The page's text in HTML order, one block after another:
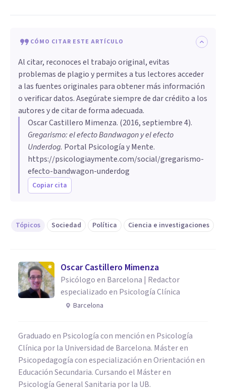
CÓMO CITAR ESTE ARTÍCULO
Al citar, reconoces el trabajo original, evitas
problemas de plagio y permites a tus lectores acceder
a las fuentes originales para obtener más información
o verificar datos. Asegúrate siempre de dar crédito a los
autores y de citar de forma adecuada.
Oscar Castillero Mimenza. (2016, septiembre 4).
Gregarismo: ​el efecto Bandwagon y el efecto
Underdog. Portal Psicología y Mente.
https://psicologiaymente.com/social/gregarismo-
efecto-bandwagon-underdog
Copiar cita
Tópicos Sociedad Política Ciencia e investigaciones
Oscar Castillero Mimenza
Psicólogo en Barcelona | Redactor
especializado en Psicología Clínica
Barcelona
Graduado en Psicología con mención en Psicología
Clínica por la Universidad de Barcelona. Máster en
Psicopedagogía con especialización en Orientación en
Educación Secundaria. Cursando el Máster en
Psicología General Sanitaria por la UB.